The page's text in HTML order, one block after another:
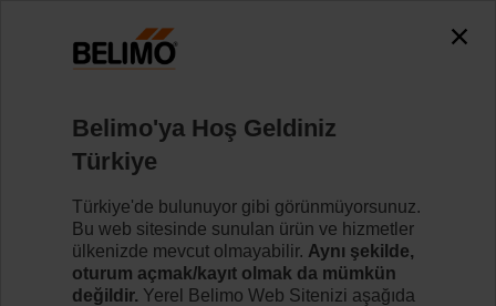
H6025X10-S2+NVK24A-MP-TPC
Daha fazla bilgi
Belimo'ya Hoş Geldiniz
Türkiye
Türkiye'de bulunuyor gibi görünmüyorsunuz.
Bu web sitesinde sunulan ürün ve hizmetler
ülkenizde mevcut olmayabilir. Aynı şekilde,
oturum açmak/kayıt olmak da mümkün
değildir. Yerel Belimo Web Sitenizi aşağıda